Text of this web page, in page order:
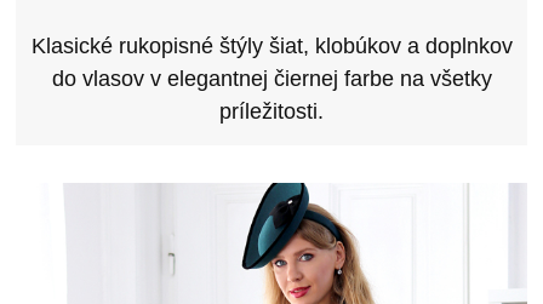
Klasické rukopisné štýly šiat, klobúkov a doplnkov
do vlasov v elegantnej čiernej farbe na všetky
príležitosti.